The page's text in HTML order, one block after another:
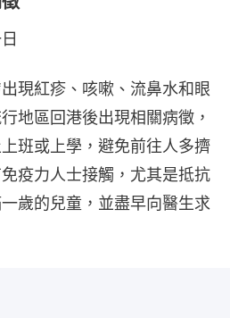
現紅疹、咳嗽、流鼻水和眼
地區回港後出現相關病徵，
班或上學，避免前往人多擠
疫力人士接觸，尤其是抵抗
歲的兒童，並盡早向醫生求